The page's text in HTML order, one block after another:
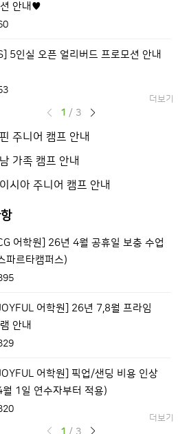
안내♥
5인실 오픈 얼리버드 프로모션 안내
더보기
1 / 3
어학원] 26년 4월 공휴일 보충 수업
파르타캠퍼스)
어학원] 26년 7,8월 프라임
안내
어학원] 픽업/샌딩 비용 인상
월 1일 연수자부터 적용)
더보기